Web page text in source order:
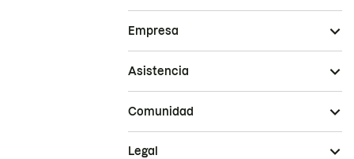
Empresa
Asistencia
Comunidad
Legal